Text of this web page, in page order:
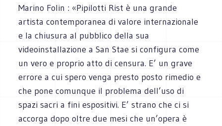
Marino Folin : «Pipilotti Rist è una grande
artista contemporanea di valore internazionale
e la chiusura al pubblico della sua
videoinstallazione a San Stae si configura come
un vero e proprio atto di censura. E’ un grave
errore a cui spero venga presto posto rimedio e
che pone comunque il problema dell’uso di
spazi sacri a fini espositivi. E’ strano che ci si
accorga dopo oltre due mesi che un’opera è